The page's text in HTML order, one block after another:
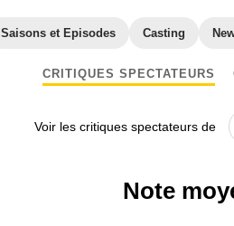
Saisons et Episodes Casting
CRITIQUES SPECTATEURS
Voir les critiques spectateurs de
Note